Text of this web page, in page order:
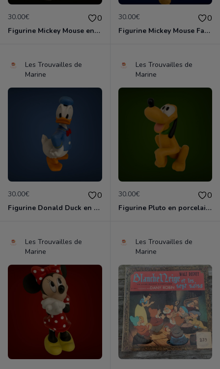
30.00€ 0
Figurine Mickey Mouse en porcelaine de 14 cm de haut marque Disney comme neuve
30.00€ 0
Figurine Mickey Mouse Fantasia en porcelaine de 16 cm de haut marque Disney comme neuve
Les Trouvailles de
Marine
30.00€ 0
Figurine Donald Duck en porcelaine de 14 cm de haut marque Disney comme neuve
Les Trouvailles de
Marine
30.00€ 0
Figurine Pluto en porcelaine de 11 cm de haut marque Disney comme neuve
Les Trouvailles de
Marine
Les Trouvailles de
Marine